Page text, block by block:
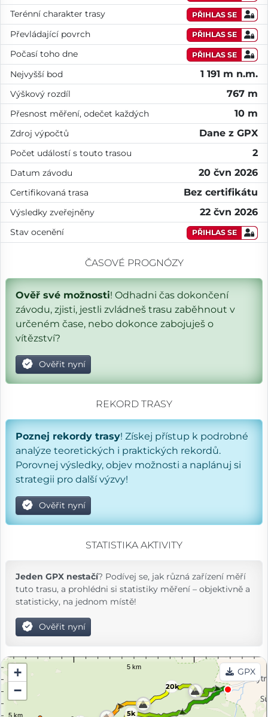
Terénní charakter trasy PŘIHLAS SE
Převládající povrch PŘIHLAS SE
Počasí toho dne PŘIHLAS SE
Nejvyšší bod 1 191 m n.m.
Výškový rozdíl 767 m
Přesnost měření, odečet každých 10 m
Zdroj výpočtů Dane z GPX
Počet událostí s touto trasou 2
Datum závodu 20 čvn 2026
Certifikovaná trasa Bez certifikátu
Výsledky zveřejněny 22 čvn 2026
Stav ocenění PŘIHLAS SE
ČASOVÉ PROGNÓZY
Ověř své možnosti! Odhadni čas dokončení
závodu, zjisti, jestli zvládneš trasu zaběhnout v
určeném čase, nebo dokonce zabojuješ o
vítězství?
Ověřit nyní
REKORD TRASY
Poznej rekordy trasy! Získej přístup k podrobné
analýze teoretických i praktických rekordů.
Porovnej výsledky, objev možnosti a naplánuj si
strategii pro další výzvy!
Ověřit nyní
STATISTIKA AKTIVITY
Jeden GPX nestačí? Podívej se, jak různá zařízení měří
tuto trasu, a prohlédni si statistiky měření – objektivně a
statisticky, na jednom místě!
Ověřit nyní
20k
5k
+
−
GPX